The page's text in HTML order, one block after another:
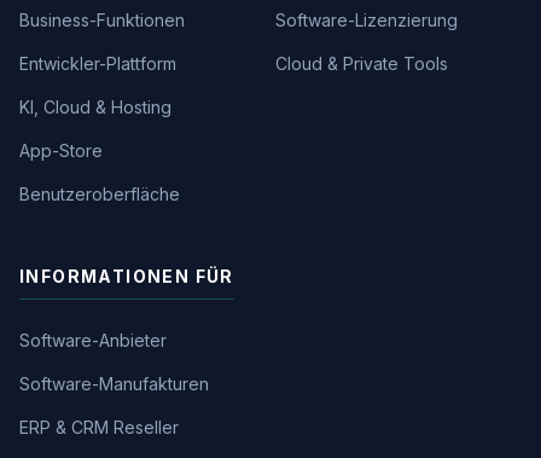
Business-Funktionen
Entwickler-Plattform
KI, Cloud & Hosting
App-Store
Benutzeroberfläche
Software-Lizenzierung
Cloud & Private Tools
INFORMATIONEN FÜR
Software-Anbieter
Software-Manufakturen
ERP & CRM Reseller